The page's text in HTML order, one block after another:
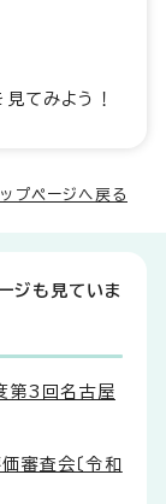
てみよう！
ップページへ戻る
ジも見ていま
第3回名古屋
審査会〔令和